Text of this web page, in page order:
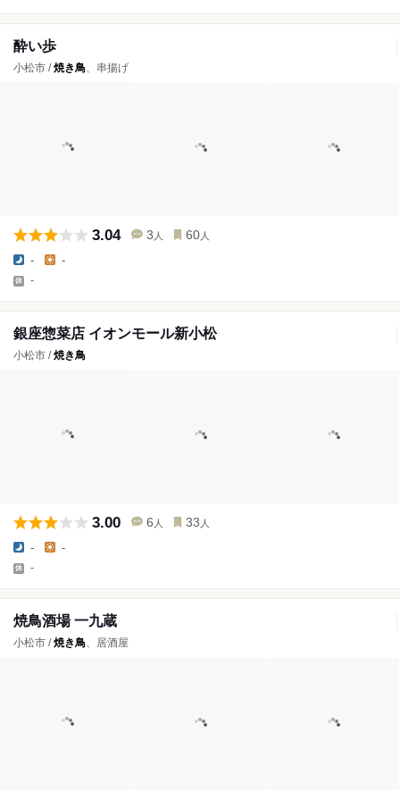
酔い歩
小松市 /焼き鳥、串揚げ
3.04 3 人 60 人
- -
-
銀座惣菜店 イオンモール新小松
小松市 /焼き鳥
3.00 6 人 33 人
- -
-
焼鳥酒場 一九蔵
小松市 /焼き鳥、居酒屋